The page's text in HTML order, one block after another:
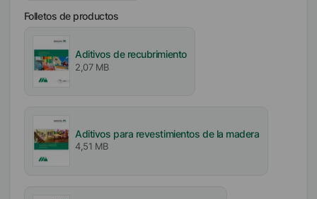
Folletos de productos
Aditivos de recubrimiento
2,07 MB
Aditivos para revestimientos de la madera
4,51 MB